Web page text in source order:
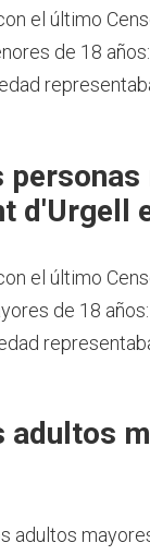
el último
de 18
d'Urgell
el último
de 18
adultos
adultos